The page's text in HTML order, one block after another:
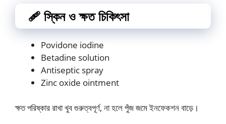
🩹 স্কিন ও ক্ষত চিকিৎসা
Povidone iodine
Betadine solution
Antiseptic spray
Zinc oxide ointment
ক্ষত পরিষ্কার রাখা খুব গুরুত্বপূর্ণ, না হলে পুঁজ জমে ইনফেকশন বাড়ে।